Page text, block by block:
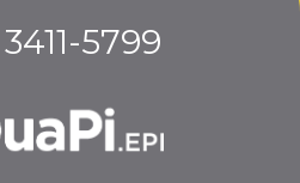
3411-5799